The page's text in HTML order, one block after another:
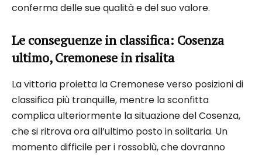
conferma delle sue qualità e del suo valore.
Le conseguenze in classifica: Cosenza
ultimo, Cremonese in risalita
La vittoria proietta la Cremonese verso posizioni di
classifica più tranquille, mentre la sconfitta
complica ulteriormente la situazione del Cosenza,
che si ritrova ora all’ultimo posto in solitaria. Un
momento difficile per i rossoblù, che dovranno